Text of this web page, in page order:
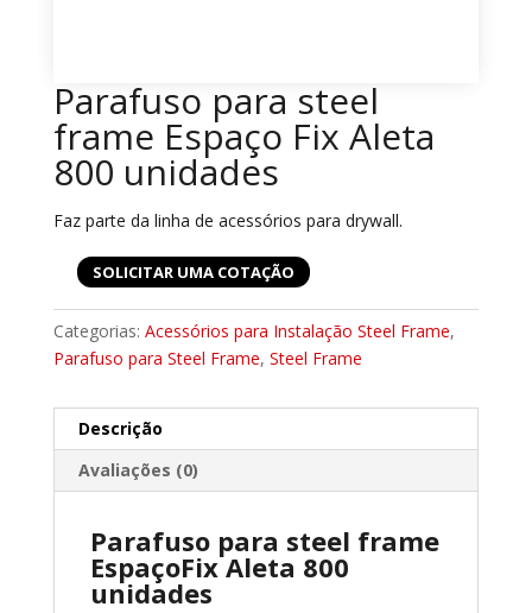
Parafuso para steel
frame Espaço Fix Aleta
800 unidades
Faz parte da linha de acessórios para drywall.
SOLICITAR UMA COTAÇÃO
Categorias: Acessórios para Instalação Steel Frame,
Parafuso para Steel Frame, Steel Frame
Descrição
Avaliações (0)
Parafuso para steel frame
EspaçoFix Aleta 800
unidades